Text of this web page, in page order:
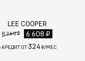
LEE COOPER
8 260 ₽ 6 608 ₽
КРЕДИТ ОТ324 ₽/МЕС